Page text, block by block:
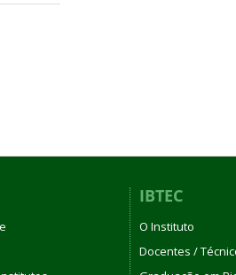
IBTEC
O Instituto
Docentes /